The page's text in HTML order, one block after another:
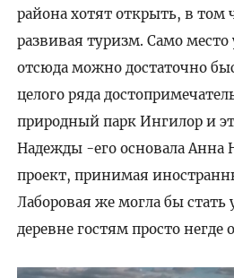
района хотят открыть, в том
развивая туризм. Само
отсюда можно достаточно
целого ряда
природный парк Ингилор и
Надежды -его основала Анна
проект, принимая
Лаборовая же могла бы стать
деревне гостям просто негде